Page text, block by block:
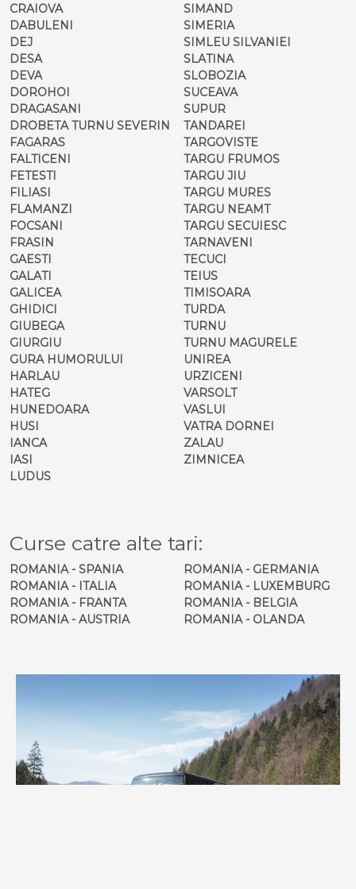
CRAIOVA
DABULENI
DEJ
DESA
DEVA
DOROHOI
DRAGASANI
DROBETA TURNU SEVERIN
FAGARAS
FALTICENI
FETESTI
FILIASI
FLAMANZI
FOCSANI
FRASIN
GAESTI
GALATI
GALICEA
GHIDICI
GIUBEGA
GIURGIU
GURA HUMORULUI
HARLAU
HATEG
HUNEDOARA
HUSI
IANCA
IASI
LUDUS
SIMAND
SIMERIA
SIMLEU SILVANIEI
SLATINA
SLOBOZIA
SUCEAVA
SUPUR
TANDAREI
TARGOVISTE
TARGU FRUMOS
TARGU JIU
TARGU MURES
TARGU NEAMT
TARGU SECUIESC
TARNAVENI
TECUCI
TEIUS
TIMISOARA
TURDA
TURNU
TURNU MAGURELE
UNIREA
URZICENI
VARSOLT
VASLUI
VATRA DORNEI
ZALAU
ZIMNICEA
Curse catre alte tari:
ROMANIA - SPANIA
ROMANIA - ITALIA
ROMANIA - FRANTA
ROMANIA - AUSTRIA
ROMANIA - GERMANIA
ROMANIA - LUXEMBURG
ROMANIA - BELGIA
ROMANIA - OLANDA